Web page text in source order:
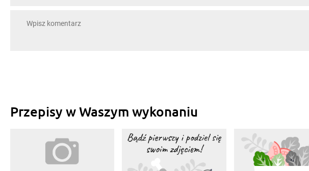
Przepisy w Waszym wykonaniu